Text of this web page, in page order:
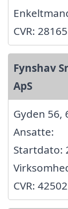
CVR:
Fynshav
ApS
Gyden 56,
Ansatte:
Startdato:
CVR: